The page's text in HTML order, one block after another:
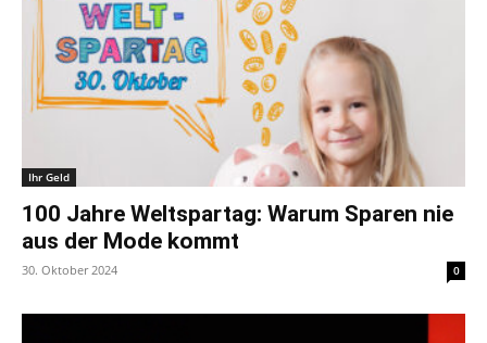
Ihr Geld
100 Jahre Weltspartag: Warum Sparen nie
aus der Mode kommt
30. Oktober 2024 0